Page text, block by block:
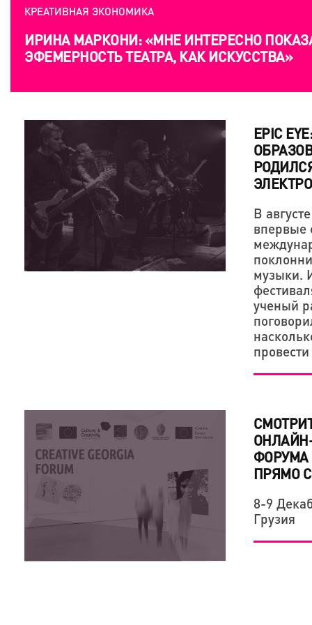
КРЕАТИВНАЯ ЭКОНОМИКА
ИРИНА МАРКОНИ: «МНЕ ИНТЕРЕСНО
ЭФЕМЕРНОСТЬ ТЕАТРА, КАК ИСКУССТВА»
EPIC
В
впервые
музыки.
ученый
ФОРУМА
ПРЯМО
8-9
Грузия